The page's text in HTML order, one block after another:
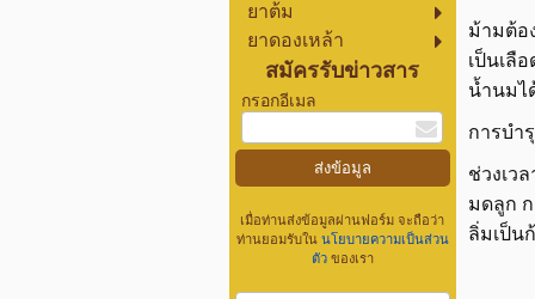
ยาต้ม
ยาดองเหล้า
สมัครรับข่าวสาร
กรอกอีเมล
เมื่อท่านส่งข้อมูลผ่านฟอร์ม จะถือว่า
ท่านยอมรับในนโยบายความเป็นส่วน
ตัว ของเรา
ม้ามต้อ
เป็นเลื
น้ำนมไ
การบำ
ช่วงเว
มดลูก
ลิ่มเป็น